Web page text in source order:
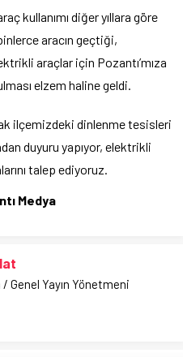
kullanımı diğer yıllara göre
aracın geçtiği,
araçlar için Pozantı’mıza
elzem haline geldi.
ilçemizdeki dinlenme tesisleri
duyuru yapıyor, elektrikli
talep ediyoruz.
Medya
/ Genel Yayın Yönetmeni